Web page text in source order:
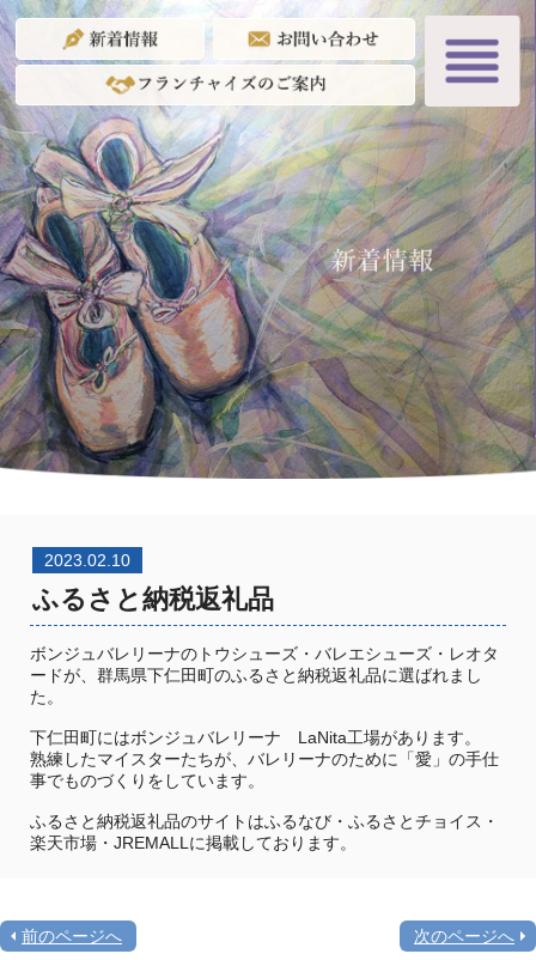
2023.02.10
ふるさと納税返礼品
ボンジュバレリーナのトウシューズ・バレエシューズ・レオタ
ードが、群馬県下仁田町のふるさと納税返礼品に選ばれまし
た。
下仁田町にはボンジュバレリーナ LaNita工場があります。
熟練したマイスターたちが、バレリーナのために「愛」の手仕
事でものづくりをしています。
ふるさと納税返礼品のサイトはふるなび・ふるさとチョイス・
楽天市場・JREMALLに掲載しております。
前のページへ 次のページへ